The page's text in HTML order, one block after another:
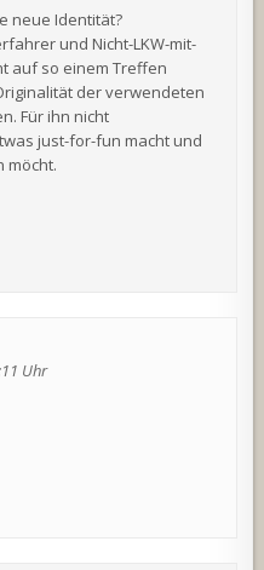
neue Identität?
und Nicht-LKW-mit-
auf so einem Treffen
der verwendeten
Für ihn nicht
just-for-fun macht und
möcht.
Uhr